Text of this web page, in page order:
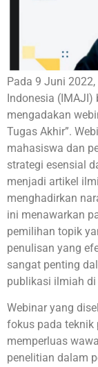
Pada 9 Juni
Indonesia (IMAJI)
mengadakan
Tugas Akhir”.
mahasiswa dan
strategi esensial
menjadi artikel
menghadirkan
ini menawarkan
pemilihan topik
penulisan yang
sangat penting
publikasi ilmiah
Webinar yang
fokus pada teknik
memperluas
penelitian dalam